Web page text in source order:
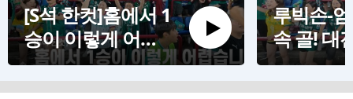
[S석 한컷]홈에서 1
승이 이렇게 어렵
습니다
루빅손-
속 골! 대
신고하는
상)